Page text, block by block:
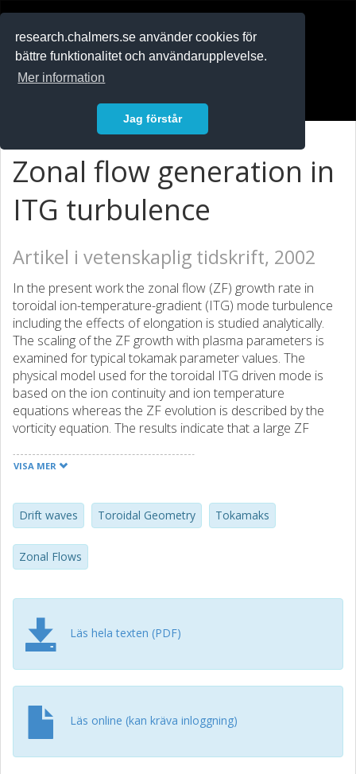
research.chalmers.se använder cookies för
bättre funktionalitet och användarupplevelse.
Mer information
Jag förstår
Zonal flow generation in
ITG turbulence
Artikel i vetenskaplig tidskrift, 2002
In the present work the zonal flow (ZF) growth rate in
toroidal ion-temperature-gradient (ITG) mode turbulence
including the effects of elongation is studied analytically.
The scaling of the ZF growth with plasma parameters is
examined for typical tokamak parameter values. The
physical model used for the toroidal ITG driven mode is
based on the ion continuity and ion temperature
equations whereas the ZF evolution is described by the
vorticity equation. The results indicate that a large ZF
density profiles and these effects may be enhanced by
VISA MER
Drift waves Toroidal Geometry Tokamaks
Zonal Flows
Läs hela texten (PDF)
Läs online (kan kräva inloggning)